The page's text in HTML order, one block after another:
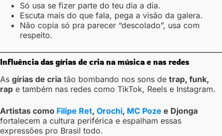
Só usa se fizer parte do teu dia a dia.
Escuta mais do que fala, pega a visão da galera.
Não copia só pra parecer “descolado”, usa com
respeito.
Influência das gírias de cria na música e nas redes
As gírias de cria tão bombando nos sons de trap, funk,
rap e também nas redes como TikTok, Reels e Instagram.
Artistas como Filipe Ret, Orochi, MC Poze e Djonga
fortalecem a cultura periférica e espalham essas
expressões pro Brasil todo.